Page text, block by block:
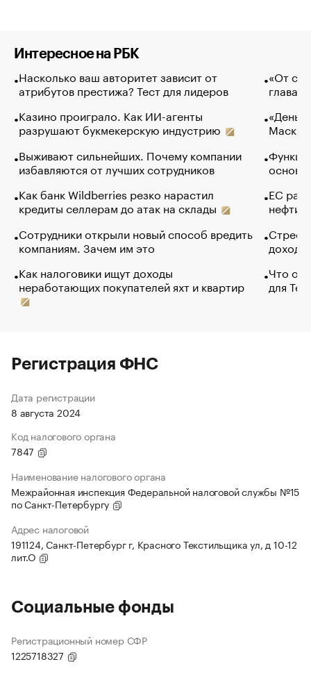
Интересное на РБК
Насколько ваш авторитет зависит от
атрибутов престижа? Тест для лидеров
Казино проиграло. Как ИИ-агенты
разрушают букмекерскую индустрию
Выживают сильнейших. Почему компании
избавляются от лучших сотрудников
Как банк Wildberries резко нарастил
кредиты селлерам до атак на склады
Сотрудники открыли новый способ вредить
компаниям. Зачем им это
Как налоговики ищут доходы
неработающих покупателей яхт и квартир
«От
глава
Маск в
основ
ЕС
нефти
Что
для
Регистрация ФНС
Дата регистрации
8 августа 2024
Код налогового органа
7847
Наименование налогового органа
Межрайонная инспекция Федеральной налоговой службы №15
по Санкт-Петербургу
Адрес налоговой
191124, Санкт-Петербург г, Красного Текстильщика ул, д 10-12
лит.О
Социальные фонды
Регистрационный номер СФР
1225718327